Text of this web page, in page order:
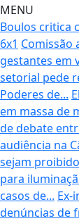
MENU
Boulos critica
6x1 Comissão
gestantes em
setorial pede
Poderes de...
em massa de
de debate
audiência na
sejam
para
casos de... Ex-
denúncias de